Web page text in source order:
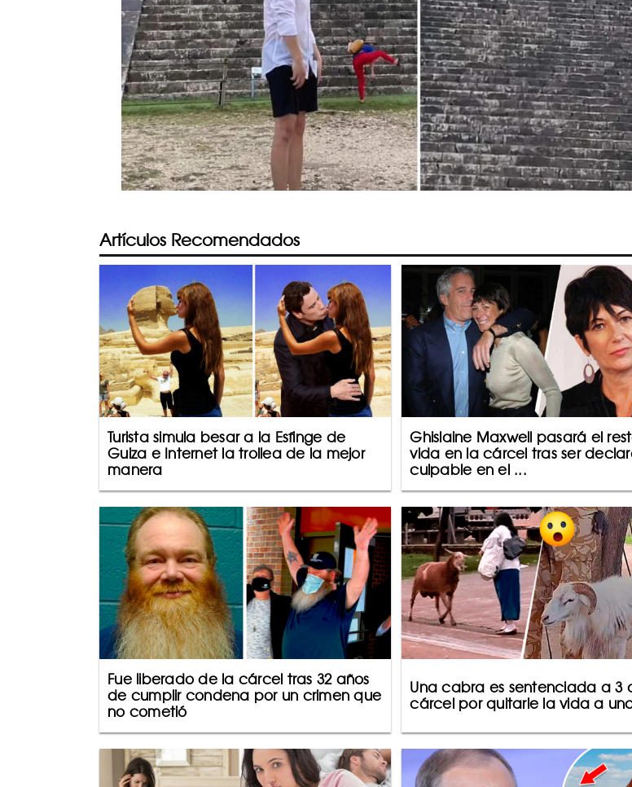
Artículos Recomendados
Turista simula besar a la Esfinge de
Guiza e Internet la trollea de la mejor
manera
Ghislaine Maxwell pasará el
vida en la cárcel tras ser
culpable en el ...
Fue liberado de la cárcel tras 32 años
de cumplir condena por un crimen que
no cometió
Una cabra es sentenciada a 3
cárcel por quitarle la vida a